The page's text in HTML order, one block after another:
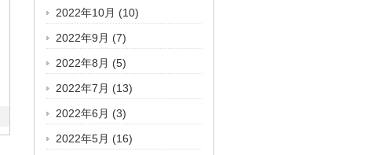
2022年10月 (10)
2022年9月 (7)
2022年8月 (5)
2022年7月 (13)
2022年6月 (3)
2022年5月 (16)